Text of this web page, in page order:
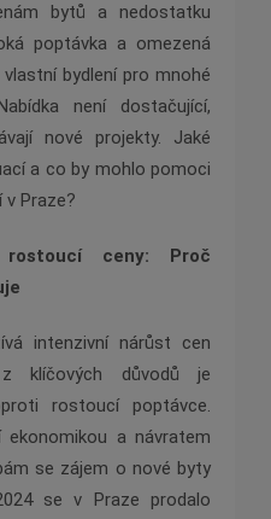
bytů a nedostatku
poptávka a omezená
bydlení pro mnohé
není dostačující,
nové projekty. Jaké
a co by mohlo pomoci
Praze?
ceny: Proč
intenzivní nárůst cen
klíčových důvodů je
rostoucí poptávce.
a návratem
se zájem o nové byty
se v Praze prodalo